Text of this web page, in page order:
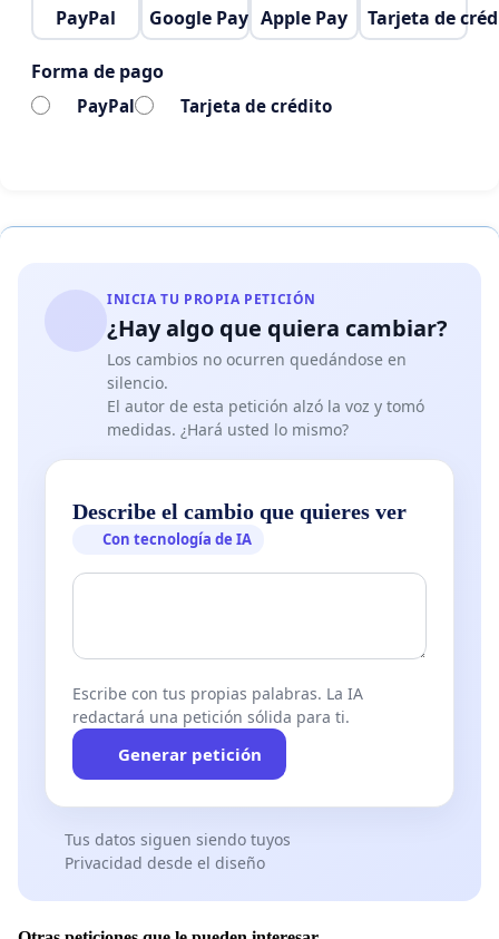
PayPal Google Pay Apple Pay Tarjeta de
Forma de pago
PayPal Tarjeta de crédito
INICIA TU PROPIA PETICIÓN
¿Hay algo que quiera cambiar?
Los cambios no ocurren quedándose en
silencio.
El autor de esta petición alzó la voz y tomó
medidas. ¿Hará usted lo mismo?
Describe el cambio que quieres ver
Con tecnología de IA
Escribe con tus propias palabras. La IA
redactará una petición sólida para ti.
Generar petición
Tus datos siguen siendo tuyos
Privacidad desde el diseño